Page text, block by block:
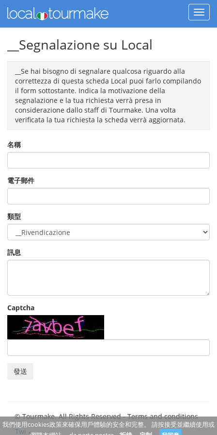
__Segnalazione su Local
__Se hai bisogno di segnalare qualcosa riguardo alla
correttezza di questa scheda Local puoi farlo compilando
il form sottostante. Indica la motivazione della
segnalazione e la tua richiesta verrà presa in
considerazione dallo staff di Tourmake. Una volta
verificata la tua richiesta la scheda verrà aggiornata.
名稱
電子郵件
類型
訊息
Captcha
發送
© Tourmake. All Rights Reserved -Terms and conditions
Twi
我們使用cookies政策來確保用戶體驗的安全和完整。 請按接受並繼續使用或